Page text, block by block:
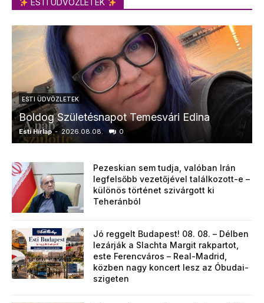
ESTI ÜDVÖZLETEK
ESTI ÜDVÖZLETEK
Boldog Születésnapot Temesvári Edina
Esti Hírlap - 2026.08.08. 0
Pezeskian sem tudja, valóban Irán
legfelsőbb vezetőjével találkozott-e –
különös történet szivárgott ki
Teheránból
Jó reggelt Budapest! 08. 08. – Délben
lezárják a Slachta Margit rakpartot,
este Ferencváros – Real-Madrid,
közben nagy koncert lesz az Óbudai-
szigeten